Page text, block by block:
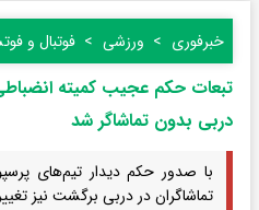
خبرفوری ورزشی فوتبال و
تبعات حکم عجیب کمیته
دربی بدون تماشاگر شد
با صدور حکم دیدار تیم‌های
تماشاگران در دربی برگشت نیز